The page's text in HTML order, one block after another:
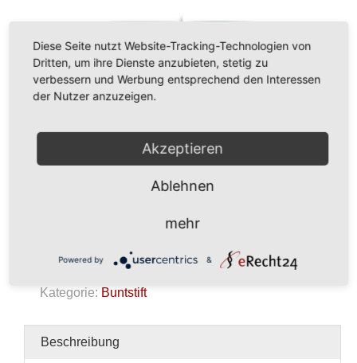
330,00€
In den Warenkorb
Kein Mehrwertsteuerausweis, da Kleinunternehmer nach
§19 (1) UStG.
zzgl.Versandkosten
Kategorie: Buntstift
Beschreibung
Diese Seite nutzt Website-Tracking-Technologien von
Dritten, um ihre Dienste anzubieten, stetig zu
verbessern und Werbung entsprechend den Interessen
der Nutzer anzuzeigen.
Akzeptieren
Ablehnen
mehr
Powered by &